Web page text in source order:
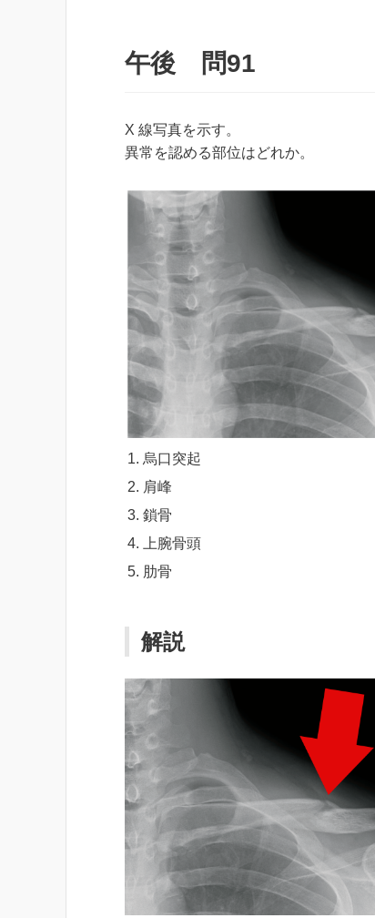
午後 問91
X 線写真を示す。
異常を認める部位はどれか。
烏口突起
肩峰
鎖骨
上腕骨頭
肋骨
解説